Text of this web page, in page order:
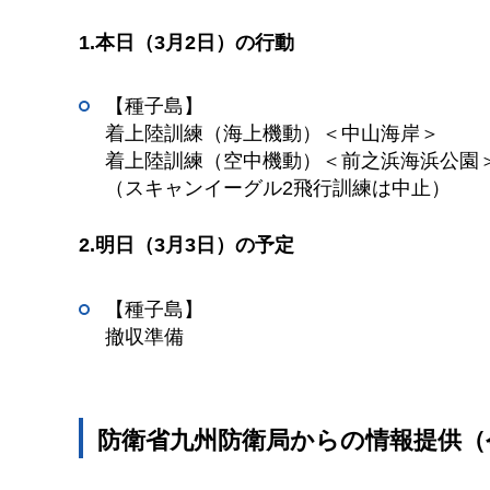
1.本日（3月2日）の行動
【種子島】
着上陸訓練（海上機動）＜中山海岸＞
着上陸訓練（空中機動）＜前之浜海浜公園
（スキャンイーグル2飛行訓練は中止）
2.明日（3月3日）の予定
【種子島】
撤収準備
防衛省九州防衛局からの情報提供（